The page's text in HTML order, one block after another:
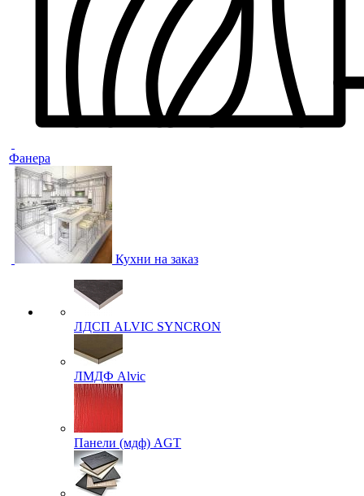
Фанера
Кухни на заказ
ЛДСП ALVIC SYNCRON
ЛМДФ Alvic
Панели (мдф) AGT